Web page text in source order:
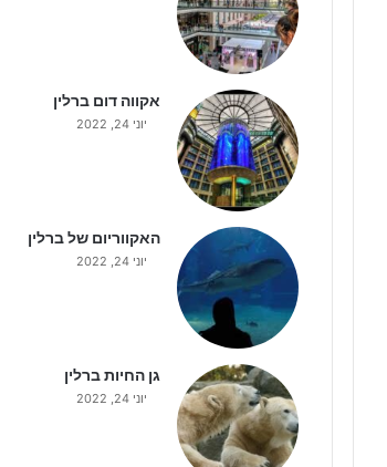
אקווה דום ברלין
יוני 24, 2022
האקווריום של ברלין
יוני 24, 2022
גן החיות ברלין
יוני 24, 2022